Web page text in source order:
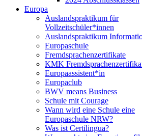
Europa
Auslandspraktikum für
Vollzeitschüler*innen
Auslandspraktikum
Europaschule
Fremdsprachenzertifikate
KMK
Europaassistent*in
Europaclub
BWV means Business
Schule mit Courage
Wann wird eine Schule eine
Europaschule NRW?
Was ist Certilingua?